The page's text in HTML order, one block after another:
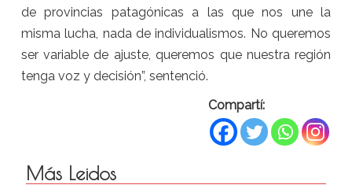
de provincias patagónicas a las que nos une la
misma lucha, nada de individualismos. No queremos
ser variable de ajuste, queremos que nuestra región
tenga voz y decisión”, sentenció.
Compartí:
Más Leidos